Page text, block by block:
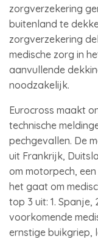
zorgverzekering
buitenland te
zorgverzekering
medische zorg in
aanvullende
noodzakelijk.
Eurocross maakt
technische
pechgevallen. De
uit Frankrijk,
om motorpech,
het gaat om
top 3 uit: 1. Spanje,
voorkomende
ernstige buikgriep,